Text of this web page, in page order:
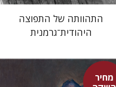
התהוותה של התפוצה
היהודית־גרמנית
מחיר